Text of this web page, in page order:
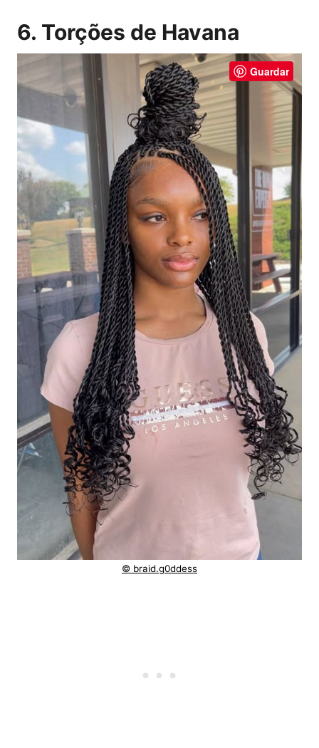
6. Torções de Havana
Guardar
© braid.g0ddess